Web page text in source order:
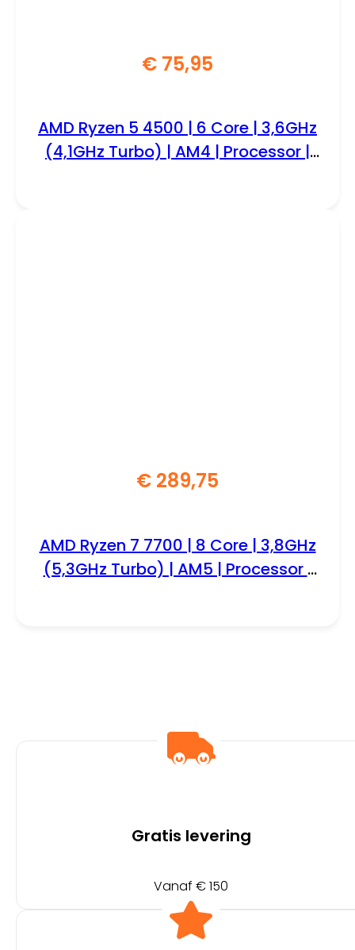
€ 75,95
AMD Ryzen 5 4500 | 6 Core | 3,6GHz
(4,1GHz Turbo) | AM4 | Processor |
€ 289,75
AMD Ryzen 7 7700 | 8 Core | 3,8GHz
(5,3GHz Turbo) | AM5 | Processor |
Gratis levering
Vanaf € 150